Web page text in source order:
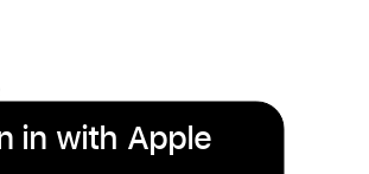
in with Apple